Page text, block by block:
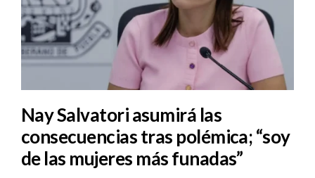
Nay Salvatori asumirá las
consecuencias tras polémica; “soy
de las mujeres más funadas”